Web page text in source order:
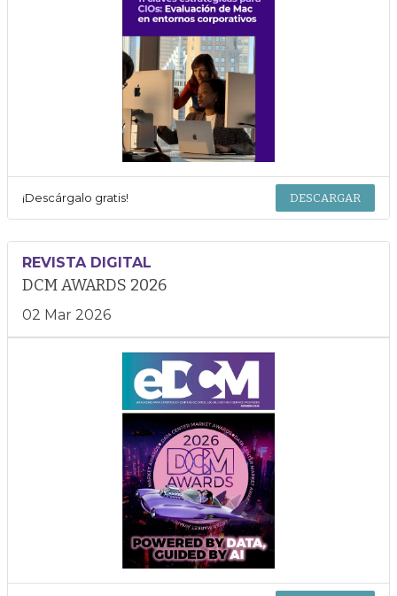
¡Descárgalo gratis! DESCARGAR
REVISTA DIGITAL
DCM AWARDS 2026
02 Mar 2026